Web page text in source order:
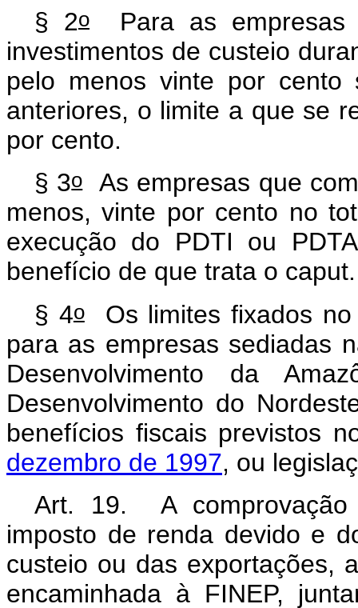
§ 2o Para as empresas
investimentos de custeio
pelo menos vinte por
anteriores, o limite a que se
por cento.
§ 3oAs empresas que
menos, vinte por cento no
execução do PDTI ou
benefício de que trata o caput.
§ 4oOs limites fixados
para as empresas sediadas
Desenvolvimento da
Desenvolvimento do
benefícios fiscais previstos
dezembro de 1997, ou
Art. 19. A comprovação
imposto de renda devido e
custeio ou das exportações,
encaminhada à FINEP,